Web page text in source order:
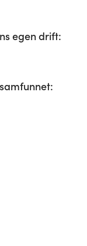
egen drift: